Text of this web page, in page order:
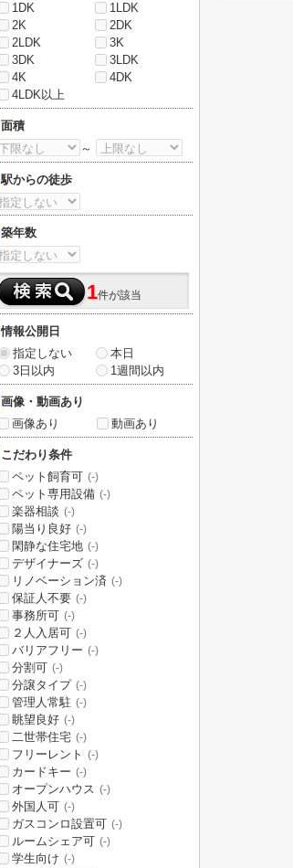
1DK
1LDK
2K
2DK
2LDK
3K
3DK
3LDK
4K
4DK
4LDK以上
面積
～
駅からの徒歩
築年数
1件が該当
情報公開日
指定しない
本日
3日以内
1週間以内
画像・動画あり
画像あり
動画あり
こだわり条件
ペット飼育可 (-)
ペット専用設備 (-)
楽器相談 (-)
陽当り良好 (-)
閑静な住宅地 (-)
デザイナーズ (-)
リノベーション済 (-)
保証人不要 (-)
事務所可 (-)
２人入居可 (-)
バリアフリー (-)
分割可 (-)
分譲タイプ (-)
管理人常駐 (-)
眺望良好 (-)
二世帯住宅 (-)
フリーレント (-)
カードキー (-)
オープンハウス (-)
外国人可 (-)
ガスコンロ設置可 (-)
ルームシェア可 (-)
学生向け (-)